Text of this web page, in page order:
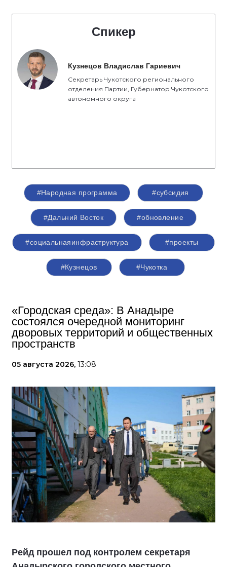
Спикер
Кузнецов Владислав Гариевич
Секретарь Чукотского регионального
отделения Партии, Губернатор Чукотского
автономного округа
#Народная программа #субсидия
#Дальний Восток #обновление
#социальнаяинфраструктура #проекты
#Кузнецов #Чукотка
«Городская среда»: В Анадыре
состоялся очередной мониторинг
дворовых территорий и общественных
пространств
05 августа 2026, 13:08
Рейд прошел под контролем секретаря